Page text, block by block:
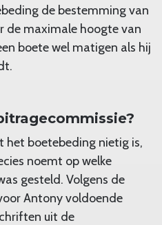
de bestemming van
de maximale hoogte van
boete wel matigen als hij
boetebeding nietig is,
noemt op welke
gesteld. Volgens de
Antony voldoende
uit de